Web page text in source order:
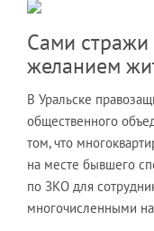
Сами стражи
желанием
В Уральске
общественного
том, что
на месте бывшего
по ЗКО для
многочисленными